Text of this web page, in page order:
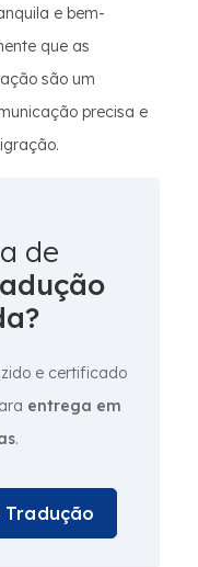
e bem-
que as
são um
precisa e
de
e certificado
entrega em
.
Tradução